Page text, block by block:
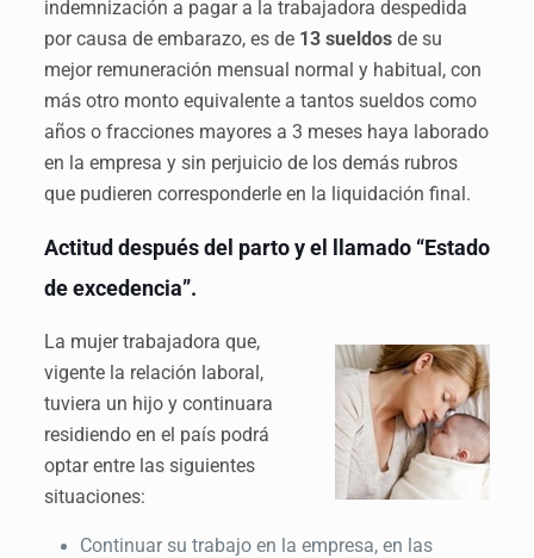
indemnización a pagar a la trabajadora despedida
por causa de embarazo, es de 13 sueldosde su
mejor remuneración mensual normal y habitual, con
más otro monto equivalente a tantos sueldos como
años o fracciones mayores a 3 meses haya laborado
en la empresa y sin perjuicio de los demás rubros
que pudieren corresponderle en la liquidación final.
Actitud después del parto y el llamado “Estado
de excedencia”.
La mujer trabajadora que,
vigente la relación laboral,
tuviera un hijo y continuara
residiendo en el país podrá
optar entre las siguientes
situaciones:
Continuar su trabajo en la empresa, en las